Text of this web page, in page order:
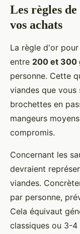
Les règles
vos achats
La règle d'or
entre 200 et 300
personne. Cette
viandes que vous
brochettes en
mangeurs
compromis.
Concernant les
devraient
viandes.
par personne,
Cela équivaut
classiques ou 3-